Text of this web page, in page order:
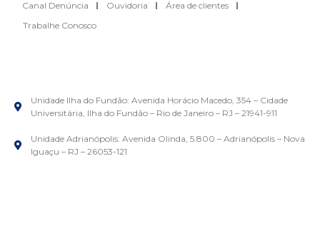
Canal Denúncia Ouvidoria
Área de clientes
Trabalhe Conosco
Unidade Ilha do Fundão: Avenida Horácio Macedo, 354 – Cidade
Universitária, Ilha do Fundão – Rio de Janeiro – RJ – 21941-911
Unidade Adrianópolis: Avenida Olinda, 5.800 – Adrianópolis – Nova
Iguaçu – RJ – 26053-121